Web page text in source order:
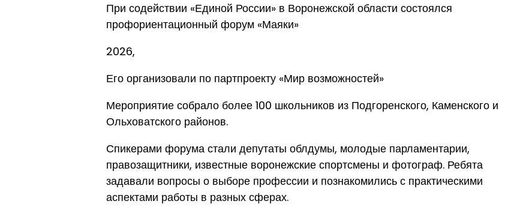
При содействии «Единой России» в Воронежской области состоялся
профориентационный форум «Маяки»
2026,
Его организовали по партпроекту «Мир возможностей»
Мероприятие собрало более 100 школьников из Подгоренского, Каменского и
Ольховатского районов.
Спикерами форума стали депутаты облдумы, молодые парламентарии,
правозащитники, известные воронежские спортсмены и фотограф. Ребята
задавали вопросы о выборе профессии и познакомились с практическими
аспектами работы в разных сферах.